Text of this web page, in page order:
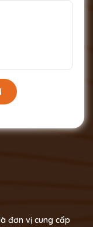
đơn vị cung cấp